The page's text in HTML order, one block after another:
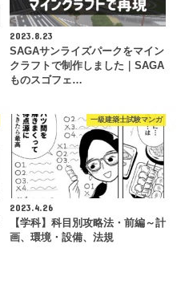
2023.8.23
SAGAサンライズパークをマイン
クラフトで制作しました｜SAGA
ものスゴフェ…
一級建築士試験マンガ
2023.4.26
【学科】科目別攻略法・前編～計
画、環境・設備、法規